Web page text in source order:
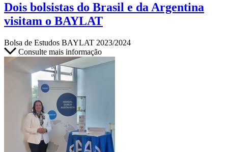
Dois bolsistas do Brasil e da Argentina
visitam o BAYLAT
Bolsa de Estudos BAYLAT 2023/2024
Consulte mais informação